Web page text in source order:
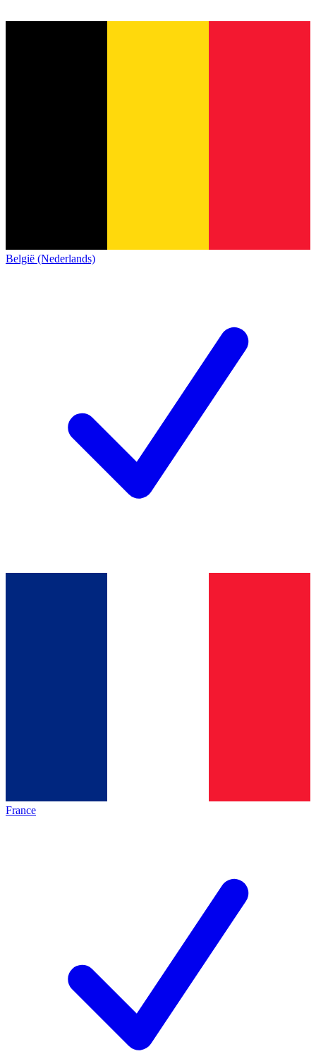
België (Nederlands)
France